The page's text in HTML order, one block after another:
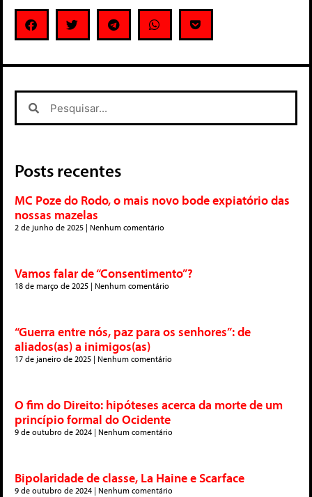
Posts recentes
MC Poze do Rodo, o mais novo bode expiatório das
nossas mazelas
2 de junho de 2025 Nenhum comentário
Vamos falar de “Consentimento”?
18 de março de 2025 Nenhum comentário
“Guerra entre nós, paz para os senhores”: de
aliados(as) a inimigos(as)
17 de janeiro de 2025 Nenhum comentário
O fim do Direito: hipóteses acerca da morte de um
princípio formal do Ocidente
9 de outubro de 2024 Nenhum comentário
Bipolaridade de classe, La Haine e Scarface
9 de outubro de 2024 Nenhum comentário